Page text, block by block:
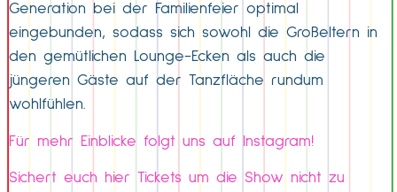
Generation bei der Familienfeier optimal
eingebunden, sodass sich sowohl die Großeltern in
den gemütlichen Lounge-Ecken als auch die
jüngeren Gäste auf der Tanzfläche rundum
wohlfühlen.
Für mehr Einblicke folgt uns auf Instagram!
Sichert euch hier Tickets um die Show nicht zu